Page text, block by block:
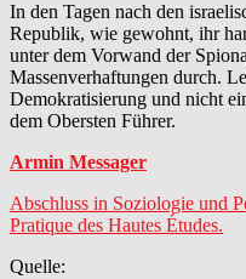
In den Tagen nach den
Republik, wie gewohnt, ihr
unter dem Vorwand der
Massenverhaftungen durch.
Demokratisierung und nicht
dem Obersten Führer.
Armin Messager
Abschluss in Soziologie und
Pratique des Hautes Études.
Quelle: